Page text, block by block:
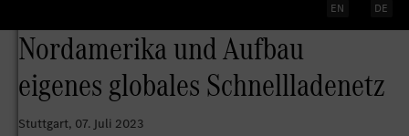
EN DE
Nordamerika und Aufbau
eigenes globales Schnellladenetz
Stuttgart, 07. Juli 2023